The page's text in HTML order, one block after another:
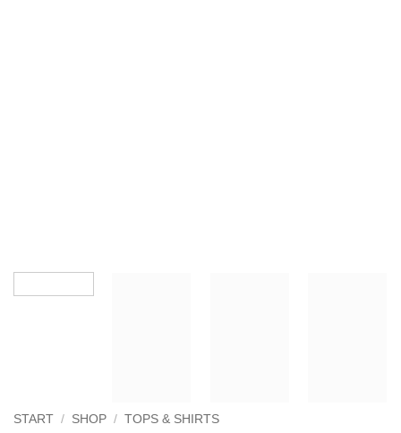
START / SHOP / TOPS & SHIRTS